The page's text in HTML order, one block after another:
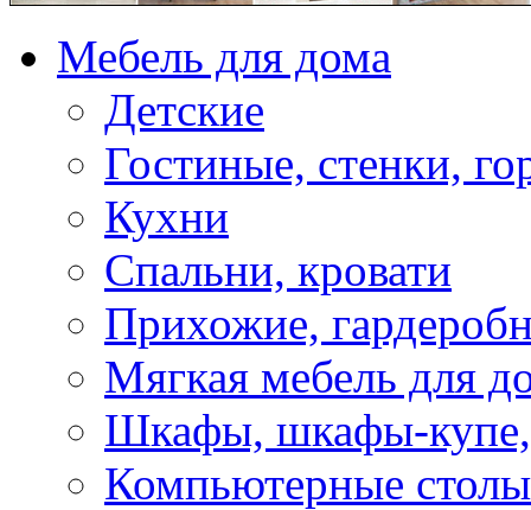
Мебель для дома
Детские
Гостиные, стенки,
Кухни
Спальни, кровати
Прихожие,
Мягкая мебель для
Шкафы, шкафы-купе,
Компьютерные столы